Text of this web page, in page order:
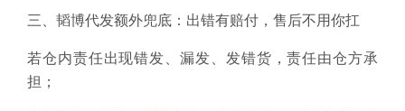
三、韬博代发额外兜底：出错有赔付，售后不用你扛
若仓内责任出现错发、漏发、发错货，责任由仓方承
担；